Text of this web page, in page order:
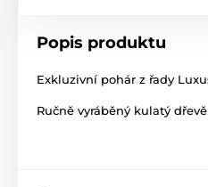
Popis produktu
Exkluzivní pohár z řady
Ručně vyráběný kulatý